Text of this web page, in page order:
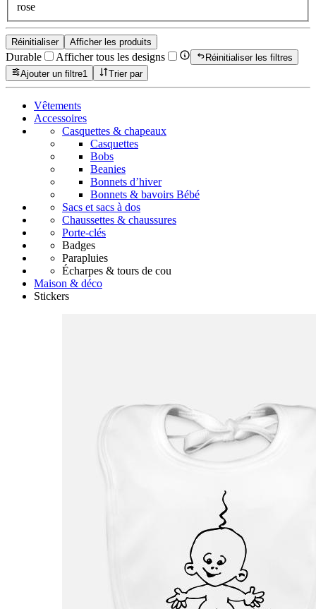
rose
Réinitialiser Afficher les produits
Durable Afficher tous les designs
Réinitialiser les filtres
Ajouter un filtre1 Trier par
Vêtements
Accessoires
Casquettes & chapeaux
Casquettes
Bobs
Beanies
Bonnets d’hiver
Bonnets & bavoirs Bébé
Sacs et sacs à dos
Chaussettes & chaussures
Porte-clés
Badges
Parapluies
Écharpes & tours de cou
Maison & déco
Stickers